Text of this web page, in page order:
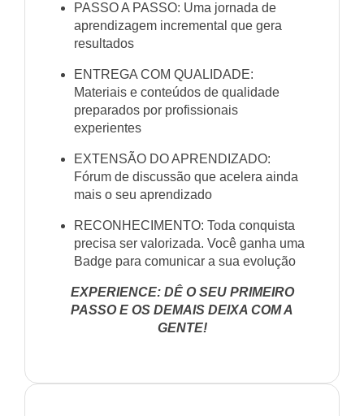
PASSO A PASSO: Uma jornada de
aprendizagem incremental que gera
resultados
ENTREGA COM QUALIDADE:
Materiais e conteúdos de qualidade
preparados por profissionais
experientes
EXTENSÃO DO APRENDIZADO:
Fórum de discussão que acelera ainda
mais o seu aprendizado
RECONHECIMENTO: Toda conquista
precisa ser valorizada. Você ganha uma
Badge para comunicar a sua evolução
EXPERIENCE: DÊ O SEU PRIMEIRO
PASSO E OS DEMAIS DEIXA COM A
GENTE!